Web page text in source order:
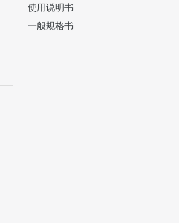
使用说明书
一般规格书